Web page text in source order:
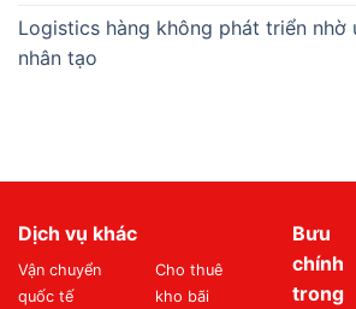
Logistics hàng không phát triển nhờ
nhân tạo
Dịch vụ khác
Vận chuyển
quốc tế
Cho thuê
kho bãi
Bưu
chính
trong